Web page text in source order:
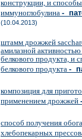
конструкции, и
иммуноглобулина -
(10.04.2013)
штамм дрожжей
амилазной
белкового продукта, и
белкового продукта -
композиция для
применением дрожжей
способ получения
хлебопекарных